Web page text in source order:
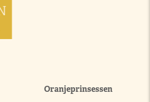
Oranjeprinsessen